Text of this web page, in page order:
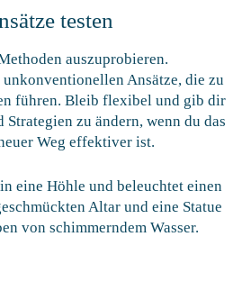
testen
auszuprobieren.
Ansätze, die zu
führen. Bleib flexibel und gib dir
Strategien zu ändern, wenn du das
Weg effektiver ist.